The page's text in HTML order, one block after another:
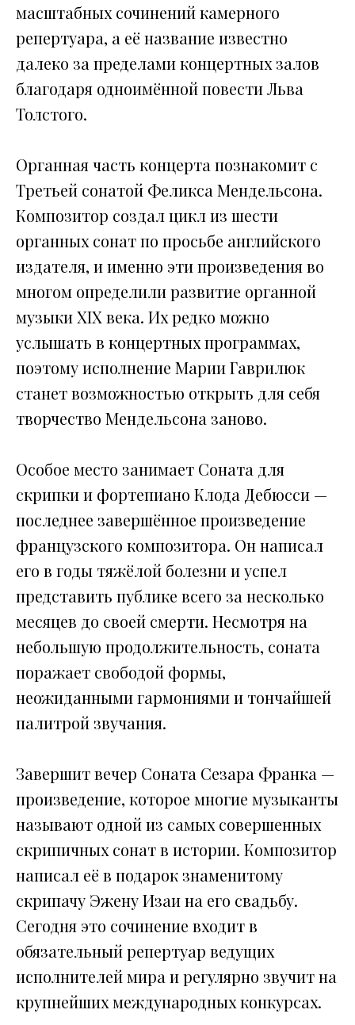
масштабных сочинений камерного
репертуара, а её название известно
далеко за пределами концертных залов
благодаря одноимённой повести Льва
Толстого.
Органная часть концерта познакомит с
Третьей сонатой Феликса Мендельсона.
Композитор создал цикл из шести
органных сонат по просьбе английского
издателя, и именно эти произведения во
многом определили развитие органной
музыки XIX века. Их редко можно
услышать в концертных программах,
поэтому исполнение Марии Гаврилюк
станет возможностью открыть для себя
творчество Мендельсона заново.
Особое место занимает Соната для
скрипки и фортепиано Клода Дебюсси —
последнее завершённое произведение
французского композитора. Он написал
его в годы тяжёлой болезни и успел
представить публике всего за несколько
месяцев до своей смерти. Несмотря на
небольшую продолжительность, соната
поражает свободой формы,
неожиданными гармониями и тончайшей
палитрой звучания.
Завершит вечер Соната Сезара Франка —
произведение, которое многие музыканты
называют одной из самых совершенных
скрипичных сонат в истории. Композитор
написал её в подарок знаменитому
скрипачу Эжену Изаи на его свадьбу.
Сегодня это сочинение входит в
обязательный репертуар ведущих
исполнителей мира и регулярно звучит на
крупнейших международных конкурсах.